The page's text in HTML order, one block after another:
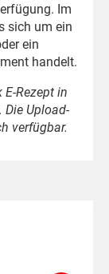
Im
sich um ein
ein
handelt.
Rezept in
Die Upload-
verfügbar.